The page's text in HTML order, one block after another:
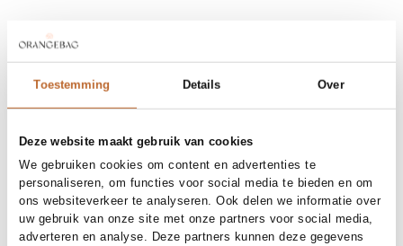
Toestemming Details Over
Deze website maakt gebruik van cookies
We gebruiken cookies om content en advertenties te
personaliseren, om functies voor social media te bieden en om
ons websiteverkeer te analyseren. Ook delen we informatie over
uw gebruik van onze site met onze partners voor social media,
adverteren en analyse. Deze partners kunnen deze gegevens